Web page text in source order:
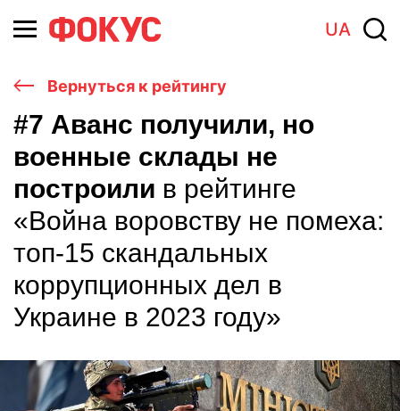
UA
Вернуться к рейтингу
#7 Аванс получили, но
военные склады не
построили в рейтинге
«Война воровству не помеха:
топ-15 скандальных
коррупционных дел в
Украине в 2023 году»